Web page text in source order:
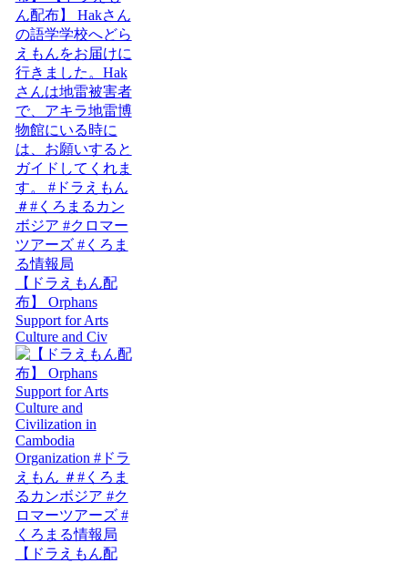
【ドラえもん配
布】 Orphans
Support for Arts
Culture and Civ
【ドラえもん配